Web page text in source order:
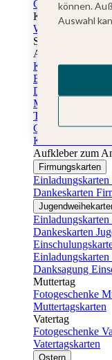
Gästebuch Taufe
Kartenbox Taufe
Sticker Taufe
Einladungskarten
Danksagung
Menükarten
Tischkarten
Gästebuch
Kerzen
Aufkleber zum
Firmungskarten
Dankeskarten
Dankeskarten
Danksagung
Muttertag
Fotogeschenke
Muttertagskarten
Vatertag
Fotogeschenke
Vatertagskarten
Ostern
können.
Auswahl